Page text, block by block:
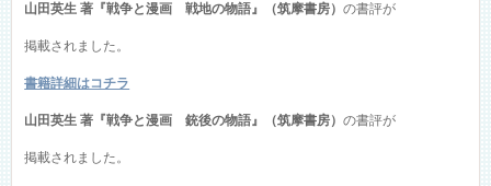
山田英生 著『戦争と漫画 戦地の物語』（筑摩書房）の書評が
掲載されました。
書籍詳細はコチラ
山田英生 著『戦争と漫画 銃後の物語』（筑摩書房）の書評が
掲載されました。